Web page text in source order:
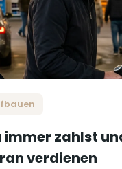
immer zahlst
verdienen